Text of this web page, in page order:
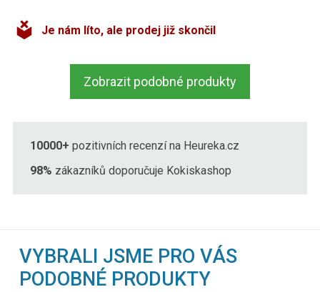
Je nám líto, ale prodej již skončil
Zobrazit podobné produkty
10000+ pozitivních recenzí na Heureka.cz
98% zákazníků doporučuje Kokiskashop
VYBRALI JSME PRO VÁS
PODOBNÉ PRODUKTY